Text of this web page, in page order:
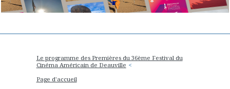
Le programme des Premières du 36ème Festival du
Cinéma Américain de Deauville
Page d'accueil